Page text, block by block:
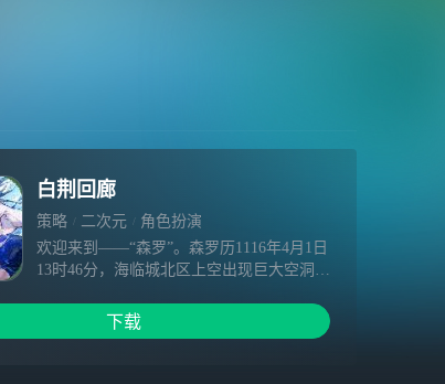
白荆回廊
策略 二次元
角色扮演
仅支持本地下载游玩
欢迎来到——“森罗”。森罗历1116年4月1日
13时46分，海临城北区上空出现巨大空洞，
此……不久后，带有未知能量的结晶体自废
墟中析出。在此后的研究中，发现了受该未
下载